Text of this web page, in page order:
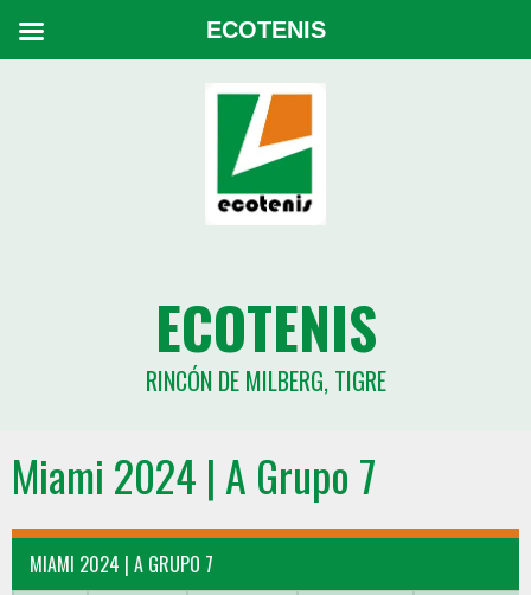
ECOTENIS
RINCÓN DE MILBERG, TIGRE
Miami 2024 | A Grupo 7
MIAMI 2024 | A GRUPO 7
ECOTENIS